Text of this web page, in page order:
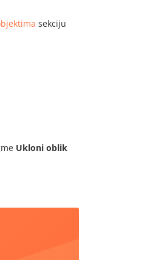
sekciju
Ukloni oblik